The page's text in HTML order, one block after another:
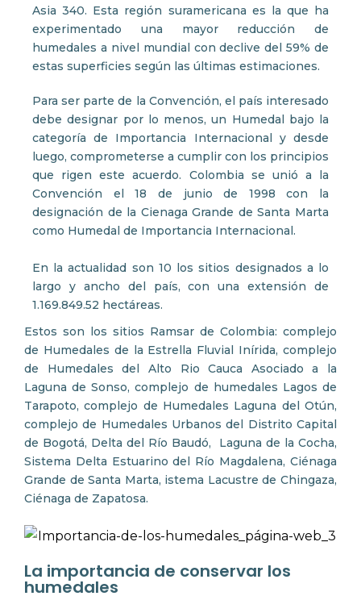
Asia 340. Esta región suramericana es la que ha
experimentado una mayor reducción de
humedales a nivel mundial con declive del 59% de
estas superficies según las últimas estimaciones.
Para ser parte de la Convención, el país interesado
debe designar por lo menos, un Humedal bajo la
categoría de Importancia Internacional y desde
luego, comprometerse a cumplir con los principios
que rigen este acuerdo. Colombia se unió a la
Convención el 18 de junio de 1998 con la
designación de la Cienaga Grande de Santa Marta
como Humedal de Importancia Internacional.
En la actualidad son 10 los sitios designados a lo
largo y ancho del país, con una extensión de
1.169.849.52 hectáreas.
Estos son los sitios Ramsar de Colombia: complejo
de Humedales de la Estrella Fluvial Inírida, complejo
de Humedales del Alto Rio Cauca Asociado a la
Laguna de Sonso, complejo de humedales Lagos de
Tarapoto, complejo de Humedales Laguna del Otún,
complejo de Humedales Urbanos del Distrito Capital
de Bogotá, Delta del Río Baudó, Laguna de la Cocha,
Sistema Delta Estuarino del Río Magdalena, Ciénaga
Grande de Santa Marta, istema Lacustre de Chingaza,
Ciénaga de Zapatosa.
La importancia de conservar los
humedales